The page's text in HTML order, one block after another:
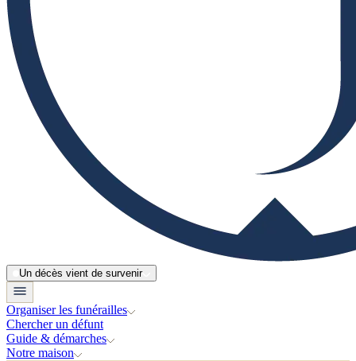
Un décès vient de survenir
Organiser les funérailles
Chercher un défunt
Guide & démarches
Notre maison